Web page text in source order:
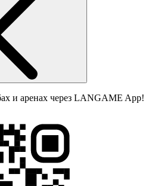
и аренах через LANGAME App!